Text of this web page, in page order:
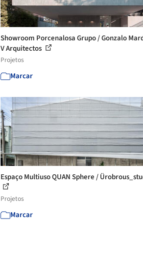
Showroom Porcenalosa Grupo / Gonzalo
V Arquitectos
Projetos
Marcar
Espaço Multiuso QUAN Sphere /
Projetos
Marcar